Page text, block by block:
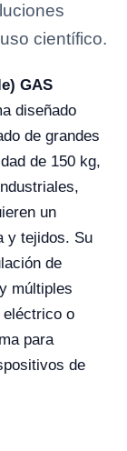
científico.
GAS
diseñado
de grandes
de 150 kg,
un
y tejidos. Su
de
múltiples
eléctrico o
para
de